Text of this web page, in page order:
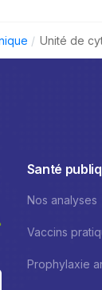
Unité de
Santé
Nos analyses
Vaccins
Prophylaxie